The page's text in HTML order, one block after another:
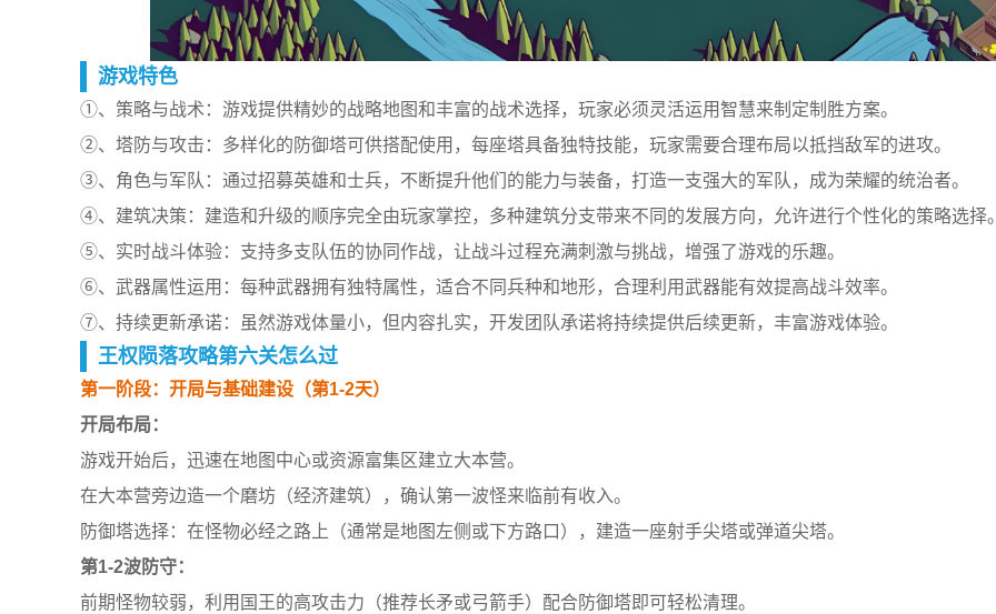
游戏特色
①、策略与战术：游戏提供精妙的战略地图和丰富的战术选择，玩家必须灵活运用智慧来制定制胜方案。
②、塔防与攻击：多样化的防御塔可供搭配使用，每座塔具备独特技能，玩家需要合理布局以抵挡敌军的进攻。
③、角色与军队：通过招募英雄和士兵，不断提升他们的能力与装备，打造一支强大的军队，成为荣耀的统治者。
④、建筑决策：建造和升级的顺序完全由玩家掌控，多种建筑分支带来不同的发展方向，允许进行个性化的策略选择
⑤、实时战斗体验：支持多支队伍的协同作战，让战斗过程充满刺激与挑战，增强了游戏的乐趣。
⑥、武器属性运用：每种武器拥有独特属性，适合不同兵种和地形，合理利用武器能有效提高战斗效率。
⑦、持续更新承诺：虽然游戏体量小，但内容扎实，开发团队承诺将持续提供后续更新，丰富游戏体验。
王权陨落攻略第六关怎么过
第一阶段：开局与基础建设（第1-2天）
开局布局：
游戏开始后，迅速在地图中心或资源富集区建立大本营。
在大本营旁边造一个磨坊（经济建筑），确认第一波怪来临前有收入。
防御塔选择：在怪物必经之路上（通常是地图左侧或下方路口），建造一座射手尖塔或弹道尖塔。
第1-2波防守：
前期怪物较弱，利用国王的高攻击力（推荐长矛或弓箭手）配合防御塔即可轻松清理。